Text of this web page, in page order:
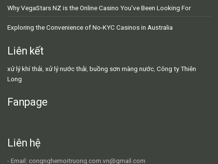
Why VegaStars NZ is the Online Casino You’ve Been Looking For
Exploring the Convenience of No-KYC Casinos in Australia
Liên kết
xử lý khí thải, xử lý nước thải, buồng sơn màng nước, Công ty Thiên
Long
Fanpage
Liên hệ
- Email: congnghemoitruong.com.vn@gmail.com